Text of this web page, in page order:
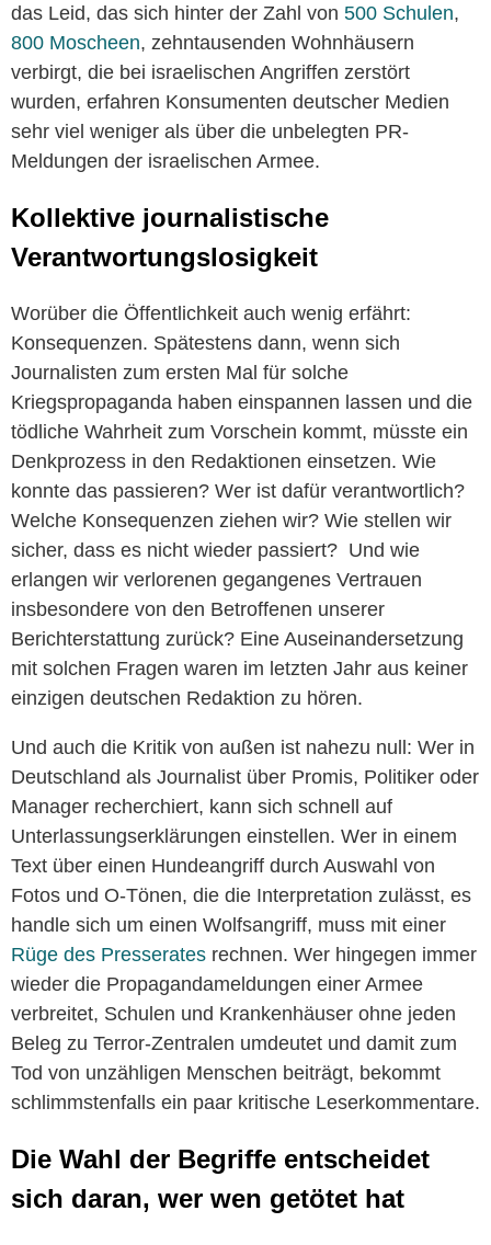
das Leid, das sich hinter der Zahl von 500 Schulen,
800 Moscheen, zehntausenden Wohnhäusern
verbirgt, die bei israelischen Angriffen zerstört
wurden, erfahren Konsumenten deutscher Medien
sehr viel weniger als über die unbelegten PR-
Meldungen der israelischen Armee.
Kollektive journalistische
Verantwortungslosigkeit
Worüber die Öffentlichkeit auch wenig erfährt:
Konsequenzen. Spätestens dann, wenn sich
Journalisten zum ersten Mal für solche
Kriegspropaganda haben einspannen lassen und die
tödliche Wahrheit zum Vorschein kommt, müsste ein
Denkprozess in den Redaktionen einsetzen. Wie
konnte das passieren? Wer ist dafür verantwortlich?
Welche Konsequenzen ziehen wir? Wie stellen wir
sicher, dass es nicht wieder passiert? Und wie
erlangen wir verlorenen gegangenes Vertrauen
insbesondere von den Betroffenen unserer
Berichterstattung zurück? Eine Auseinandersetzung
mit solchen Fragen waren im letzten Jahr aus keiner
einzigen deutschen Redaktion zu hören.
Und auch die Kritik von außen ist nahezu null: Wer in
Deutschland als Journalist über Promis, Politiker oder
Manager recherchiert, kann sich schnell auf
Unterlassungserklärungen einstellen. Wer in einem
Text über einen Hundeangriff durch Auswahl von
Fotos und O-Tönen, die die Interpretation zulässt, es
handle sich um einen Wolfsangriff, muss mit einer
Rüge des Presserates rechnen. Wer hingegen immer
wieder die Propagandameldungen einer Armee
verbreitet, Schulen und Krankenhäuser ohne jeden
Beleg zu Terror-Zentralen umdeutet und damit zum
Tod von unzähligen Menschen beiträgt, bekommt
schlimmstenfalls ein paar kritische Leserkommentare.
Die Wahl der Begriffe entscheidet
sich daran, wer wen getötet hat